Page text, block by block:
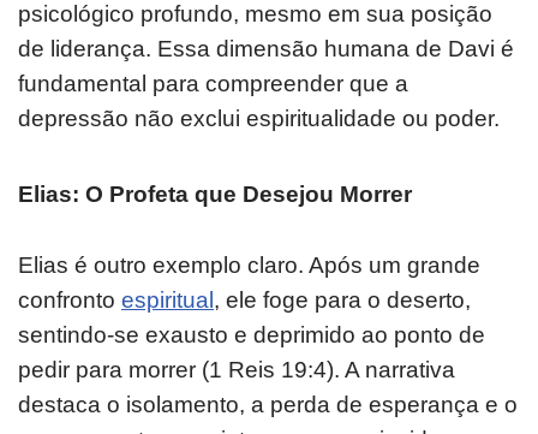
psicológico profundo, mesmo em sua posição
de liderança. Essa dimensão humana de Davi é
fundamental para compreender que a
depressão não exclui espiritualidade ou poder.
Elias: O Profeta que Desejou Morrer
Elias é outro exemplo claro. Após um grande
confronto espiritual , ele foge para o deserto,
sentindo-se exausto e deprimido ao ponto de
pedir para morrer (1 Reis 19:4). A narrativa
destaca o isolamento, a perda de esperança e o